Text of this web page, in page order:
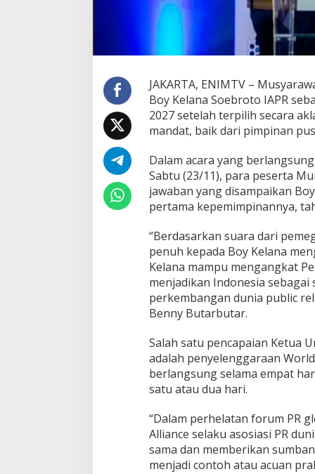
e
r
o
o
T
r
p
l
i
A
k
a
m
a
s
i
m
p
i
e
r
h
u
JAKARTA, ENIMTV –
Boy Kelana Soebroto IAPR
2027 setelah terpilih secara
mandat, baik dari pimpinan
Dalam acara yang
Sabtu (23/11), para peserta
jawaban yang disampaikan
pertama kepemimpinannya,
“Berdasarkan suara dari
penuh kepada Boy Kelana
Kelana mampu mengangkat
menjadikan Indonesia
perkembangan dunia public
Benny Butarbutar.
Salah satu pencapaian Ketua
adalah penyelenggaraan
berlangsung selama empat
satu atau dua hari.
“Dalam perhelatan forum PR
Alliance selaku asosiasi PR
sama dan memberikan
menjadi contoh atau acuan